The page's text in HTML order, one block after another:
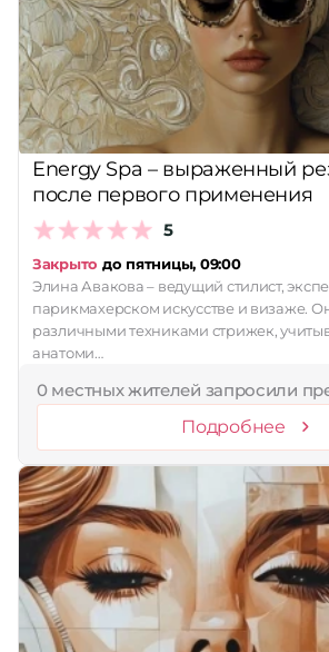
Energy Spa – выраженный
после первого применения
5
Закрыто до пятницы, 09:00
Элина Авакова – ведущий стилист,
парикмахерском искусстве и визаже.
различными техниками стрижек,
анатоми…
0 местных жителей запросили
Подробнее